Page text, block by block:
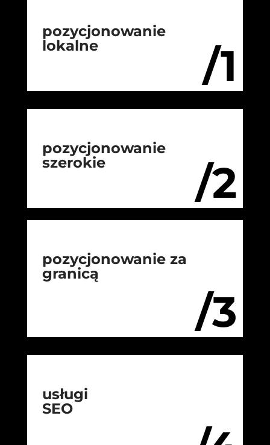
/1
pozycjonowanie
lokalne
/2
pozycjonowanie
szerokie
/3
pozycjonowanie za
granicą
usługi
SEO